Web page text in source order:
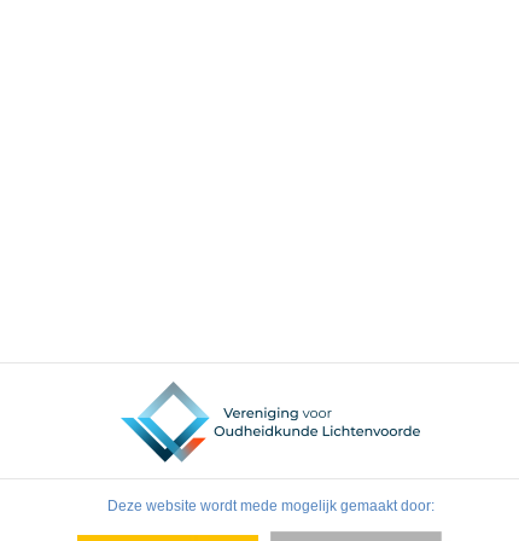
Deze website wordt mede mogelijk gemaakt door: